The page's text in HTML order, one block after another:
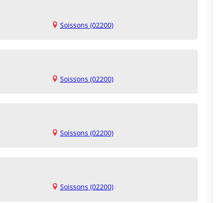
Soissons (02200)
Soissons (02200)
Soissons (02200)
Soissons (02200)